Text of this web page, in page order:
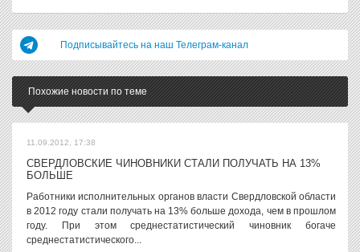
Подписывайтесь на наш Телеграм-канал
Похожие новости по теме
11.09.2012, 17:38
СВЕРДЛОВСКИЕ ЧИНОВНИКИ СТАЛИ ПОЛУЧАТЬ НА 13%
БОЛЬШЕ
Работники исполнительных органов власти Свердловской области
в 2012 году стали получать на 13% больше дохода, чем в прошлом
году. При этом среднестатистический чиновник богаче
среднестатистического...